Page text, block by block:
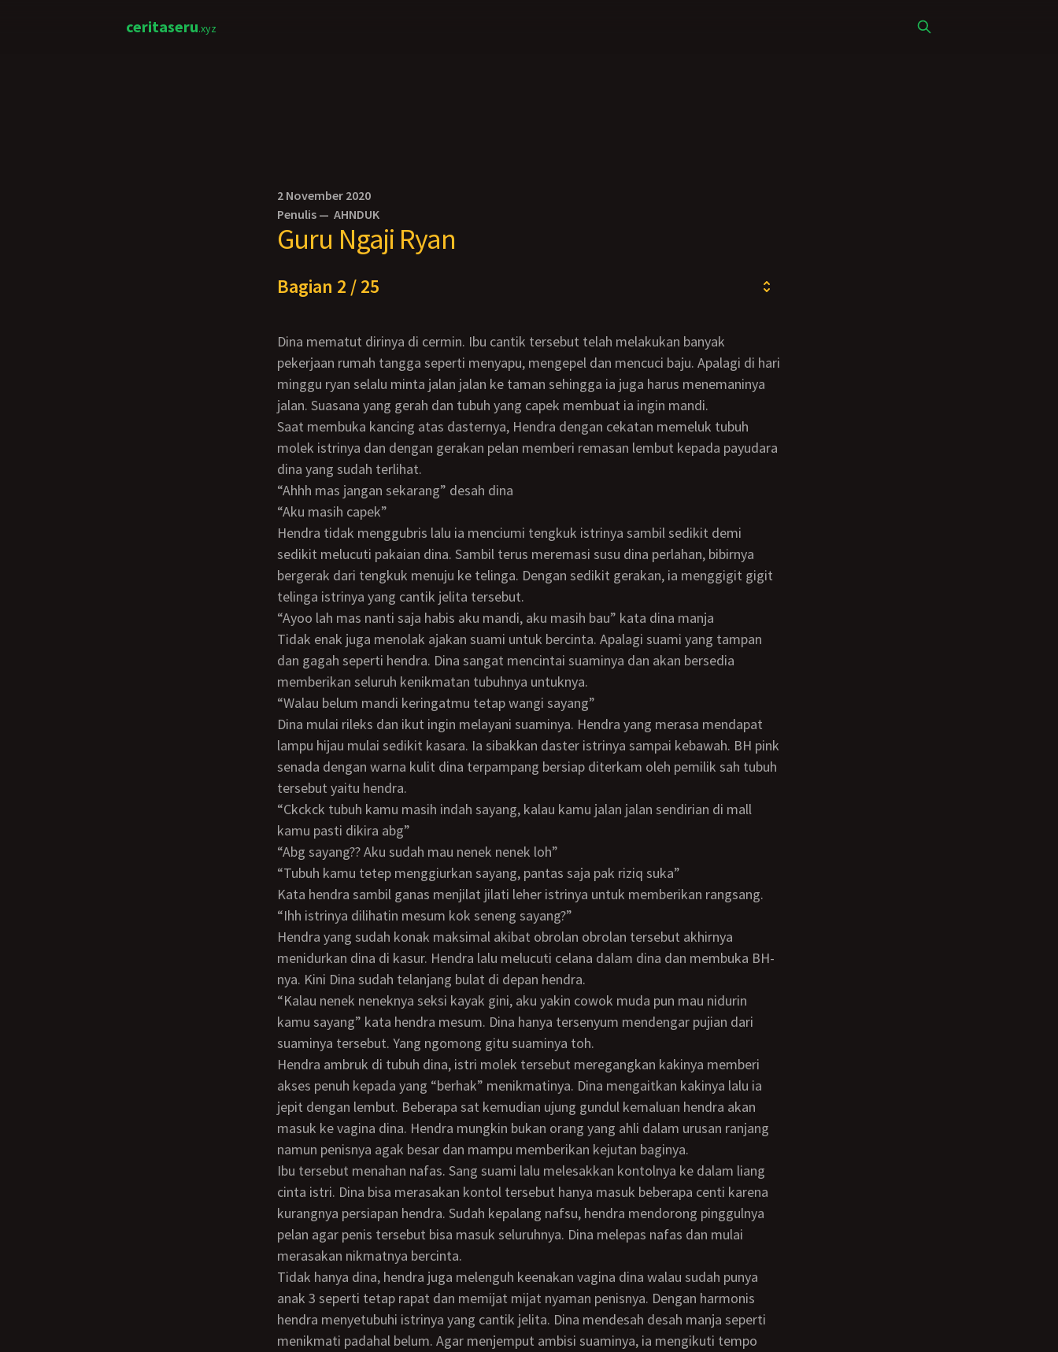
ceritaseru.xyz
2 November 2020
Penulis — AHNDUK
Guru Ngaji Ryan
Bagian 2 / 25
Dina mematut dirinya di cermin. Ibu cantik tersebut telah melakukan banyak
pekerjaan rumah tangga seperti menyapu, mengepel dan mencuci baju. Apalagi di hari
minggu ryan selalu minta jalan jalan ke taman sehingga ia juga harus menemaninya
jalan. Suasana yang gerah dan tubuh yang capek membuat ia ingin mandi.
Saat membuka kancing atas dasternya, Hendra dengan cekatan memeluk tubuh
molek istrinya dan dengan gerakan pelan memberi remasan lembut kepada payudara
dina yang sudah terlihat.
“Ahhh mas jangan sekarang” desah dina
“Aku masih capek”
Hendra tidak menggubris lalu ia menciumi tengkuk istrinya sambil sedikit demi
sedikit melucuti pakaian dina. Sambil terus meremasi susu dina perlahan, bibirnya
bergerak dari tengkuk menuju ke telinga. Dengan sedikit gerakan, ia menggigit gigit
telinga istrinya yang cantik jelita tersebut.
“Ayoo lah mas nanti saja habis aku mandi, aku masih bau” kata dina manja
Tidak enak juga menolak ajakan suami untuk bercinta. Apalagi suami yang tampan
dan gagah seperti hendra. Dina sangat mencintai suaminya dan akan bersedia
memberikan seluruh kenikmatan tubuhnya untuknya.
“Walau belum mandi keringatmu tetap wangi sayang”
Dina mulai rileks dan ikut ingin melayani suaminya. Hendra yang merasa mendapat
lampu hijau mulai sedikit kasara. Ia sibakkan daster istrinya sampai kebawah. BH pink
senada dengan warna kulit dina terpampang bersiap diterkam oleh pemilik sah tubuh
tersebut yaitu hendra.
“Ckckck tubuh kamu masih indah sayang, kalau kamu jalan jalan sendirian di mall
kamu pasti dikira abg”
“Abg sayang?? Aku sudah mau nenek nenek loh”
“Tubuh kamu tetep menggiurkan sayang, pantas saja pak riziq suka”
Kata hendra sambil ganas menjilat jilati leher istrinya untuk memberikan rangsang.
“Ihh istrinya dilihatin mesum kok seneng sayang?”
Hendra yang sudah konak maksimal akibat obrolan obrolan tersebut akhirnya
menidurkan dina di kasur. Hendra lalu melucuti celana dalam dina dan membuka BH-
nya. Kini Dina sudah telanjang bulat di depan hendra.
“Kalau nenek neneknya seksi kayak gini, aku yakin cowok muda pun mau nidurin
kamu sayang” kata hendra mesum. Dina hanya tersenyum mendengar pujian dari
suaminya tersebut. Yang ngomong gitu suaminya toh.
Hendra ambruk di tubuh dina, istri molek tersebut meregangkan kakinya memberi
akses penuh kepada yang “berhak” menikmatinya. Dina mengaitkan kakinya lalu ia
jepit dengan lembut. Beberapa sat kemudian ujung gundul kemaluan hendra akan
masuk ke vagina dina. Hendra mungkin bukan orang yang ahli dalam urusan ranjang
namun penisnya agak besar dan mampu memberikan kejutan baginya.
Ibu tersebut menahan nafas. Sang suami lalu melesakkan kontolnya ke dalam liang
cinta istri. Dina bisa merasakan kontol tersebut hanya masuk beberapa centi karena
kurangnya persiapan hendra. Sudah kepalang nafsu, hendra mendorong pinggulnya
pelan agar penis tersebut bisa masuk seluruhnya. Dina melepas nafas dan mulai
merasakan nikmatnya bercinta.
Tidak hanya dina, hendra juga melenguh keenakan vagina dina walau sudah punya
anak 3 seperti tetap rapat dan memijat mijat nyaman penisnya. Dengan harmonis
hendra menyetubuhi istrinya yang cantik jelita. Dina mendesah desah manja seperti
menikmati padahal belum. Agar menjemput ambisi suaminya, ia mengikuti tempo